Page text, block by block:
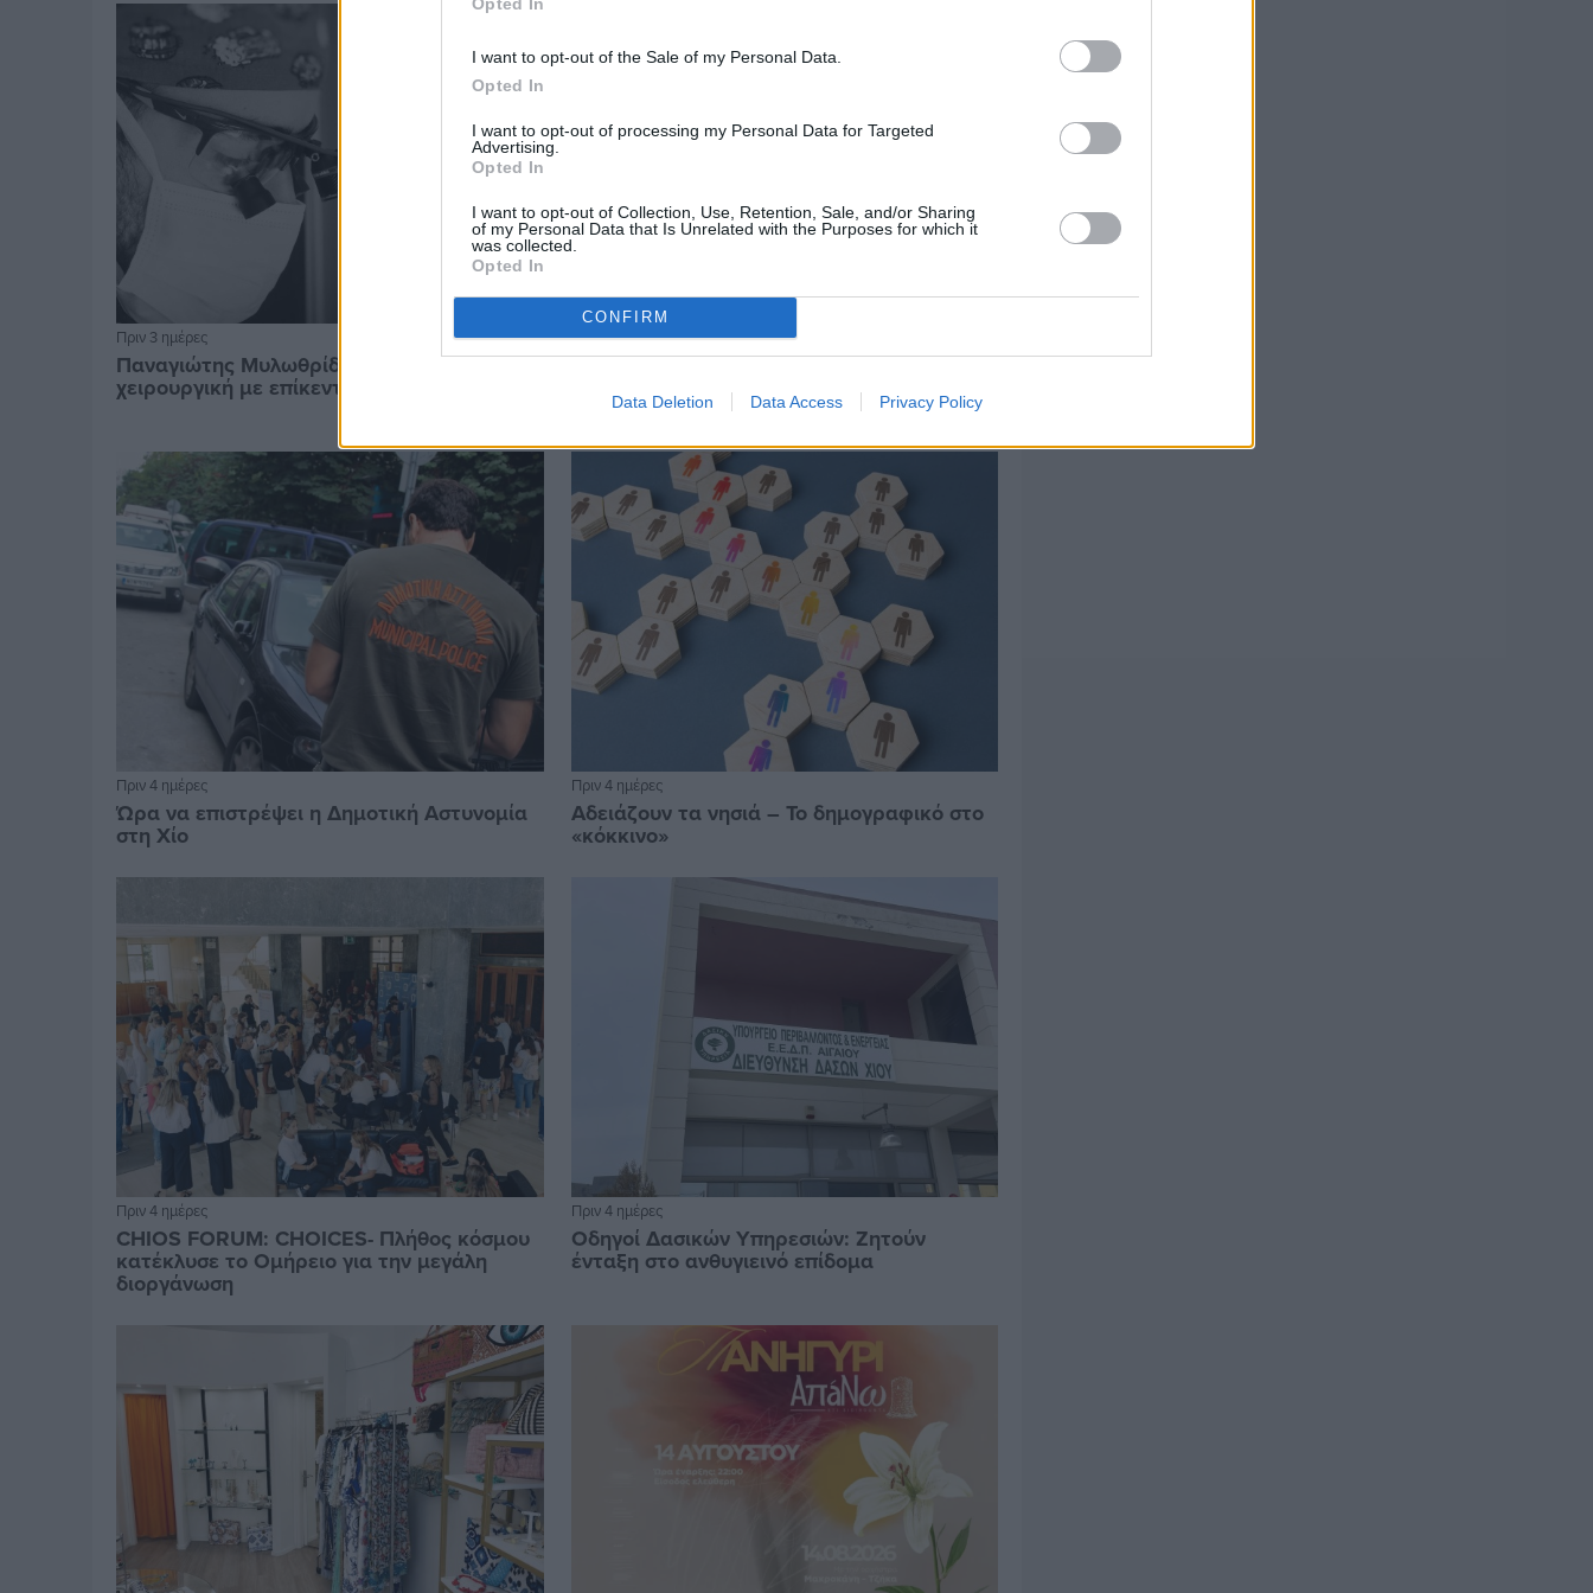
I want to opt-out of the Sale of my Personal Data.
Opted In
I want to opt-out of processing my Personal Data for Targeted
Advertising.
Opted In
I want to opt-out of Collection, Use, Retention, Sale, and/or Sharing
of my Personal Data that Is Unrelated with the Purposes for which it
was collected.
Opted In
CONFIRM
Data Deletion Data Access Privacy Policy
Πριν 3 ημέρες
Παναγιώτης Μυλωθρίδης: Η πλαστική
χειρουργική με επίκεντρο τον άνθρωπο
Πριν 4 ημέρες
Ελαιοκομικό Μητρώο: Ξεκινά η
προετοιμασία των ελαιοπαραγωγών στη
Πριν 4 ημέρες
Ώρα να επιστρέψει η Δημοτική Αστυνομία
στη Χίο
Πριν 4 ημέρες
Αδειάζουν τα νησιά – Το δημογραφικό στο
«κόκκινο»
Πριν 4 ημέρες
CHIOS FORUM: CHOICES- Πλήθος κόσμου
κατέκλυσε το Ομήρειο για την μεγάλη
διοργάνωση
Πριν 4 ημέρες
Οδηγοί Δασικών Υπηρεσιών: Ζητούν
ένταξη στο ανθυγιεινό επίδομα